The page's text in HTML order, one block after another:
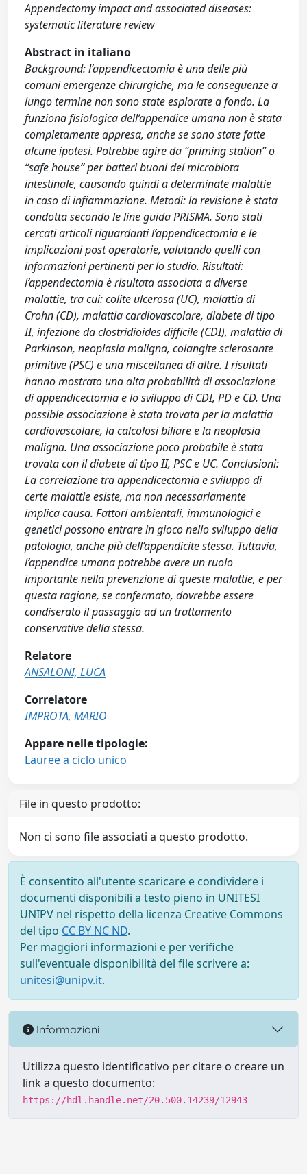
Appendectomy impact and associated diseases:
systematic literature review
Abstract in italiano
Background: l’appendicectomia è una delle più
comuni emergenze chirurgiche, ma le conseguenze a
lungo termine non sono state esplorate a fondo. La
funziona fisiologica dell’appendice umana non è stata
completamente appresa, anche se sono state fatte
alcune ipotesi. Potrebbe agire da “priming station” o
“safe house” per batteri buoni del microbiota
intestinale, causando quindi a determinate malattie
in caso di infiammazione. Metodi: la revisione è stata
condotta secondo le line guida PRISMA. Sono stati
cercati articoli riguardanti l’appendicectomia e le
implicazioni post operatorie, valutando quelli con
informazioni pertinenti per lo studio. Risultati:
l’appendectomia è risultata associata a diverse
malattie, tra cui: colite ulcerosa (UC), malattia di
Crohn (CD), malattia cardiovascolare, diabete di tipo
II, infezione da clostridioides difficile (CDI), malattia di
Parkinson, neoplasia maligna, colangite sclerosante
primitive (PSC) e una miscellanea di altre. I risultati
hanno mostrato una alta probabilità di associazione
di appendicectomia e lo sviluppo di CDI, PD e CD. Una
possible associazione è stata trovata per la malattia
cardiovascolare, la calcolosi biliare e la neoplasia
maligna. Una associazione poco probabile è stata
trovata con il diabete di tipo II, PSC e UC. Conclusioni:
La correlazione tra appendicectomia e sviluppo di
certe malattie esiste, ma non necessariamente
implica causa. Fattori ambientali, immunologici e
genetici possono entrare in gioco nello sviluppo della
patologia, anche più dell’appendicite stessa. Tuttavia,
l’appendice umana potrebbe avere un ruolo
importante nella prevenzione di queste malattie, e per
questa ragione, se confermato, dovrebbe essere
condiserato il passaggio ad un trattamento
conservative della stessa.
Relatore
ANSALONI, LUCA
Correlatore
IMPROTA, MARIO
Appare nelle tipologie:
Lauree a ciclo unico
File in questo prodotto:
Non ci sono file associati a questo prodotto.
È consentito all'utente scaricare e condividere i
documenti disponibili a testo pieno in UNITESI
UNIPV nel rispetto della licenza Creative Commons
del tipo CC BY NC ND.
Per maggiori informazioni e per verifiche
sull'eventuale disponibilità del file scrivere a:
unitesi@unipv.it.
Informazioni
Utilizza questo identificativo per citare o creare un
link a questo documento:
https://hdl.handle.net/20.500.14239/12943